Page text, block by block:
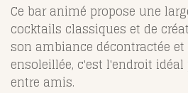
Ce bar animé propose une
cocktails classiques et de
son ambiance décontractée et
ensoleillée, c'est l'endroit
entre amis.